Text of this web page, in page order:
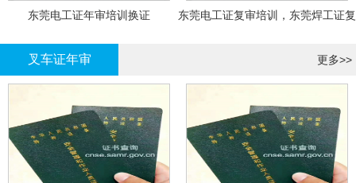
东莞电工证年审培训换证
东莞电工证复审培训，东莞焊工证复
叉车证年审 更多>>